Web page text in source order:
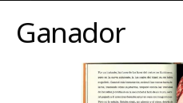
Ganador